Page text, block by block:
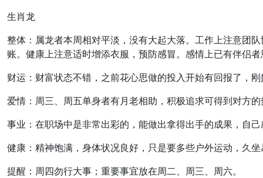
生肖龙
整体：属龙者本周相对平淡，没有大起大落。工作上注意团
账。健康上注意适时增添衣服，预防感冒。感情上已有伴侣
财运：财富状态不错，之前花心思做的投入开始有回报了，
爱情：周三、周五单身者有月老相助，积极追求可得到对方
事业：在职场中是非常出彩的，能做出拿得出手的成果，自
健康：精神饱满，身体状况良好，只是要多些户外运动，久
提醒：周四勿行大事；重要事宜放在周二、周三、周六。